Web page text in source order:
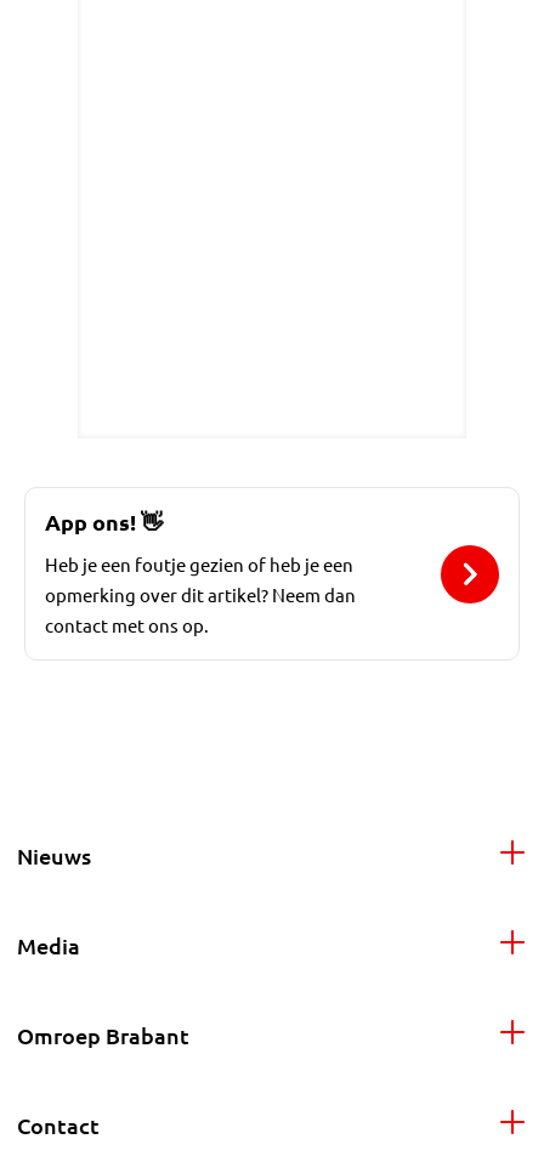
App ons!👋
Heb je een foutje gezien of heb je een
opmerking over dit artikel? Neem dan
contact met ons op.
Nieuws
Media
Omroep Brabant
Contact